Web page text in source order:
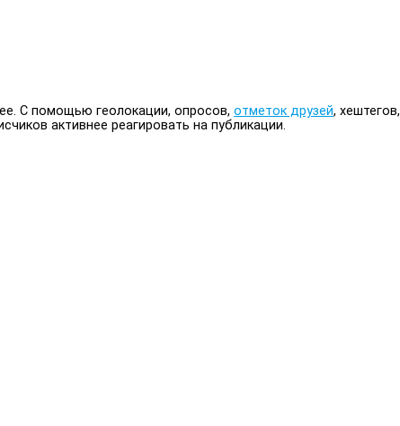
С помощью геолокации, опросов, отметок друзей, хештегов,
активнее реагировать на публикации.